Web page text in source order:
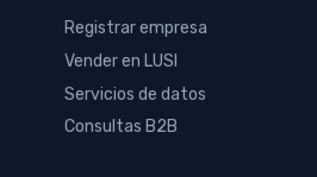
Registrar empresa
Vender en LUSI
Servicios de datos
Consultas B2B